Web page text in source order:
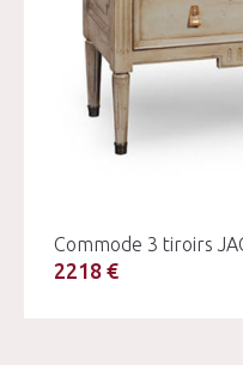
Commode 3 tiroirs
2218 €